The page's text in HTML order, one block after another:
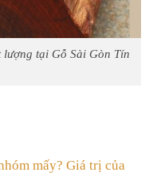
lượng tại Gỗ Sài Gòn Tín
mấy? Giá trị của